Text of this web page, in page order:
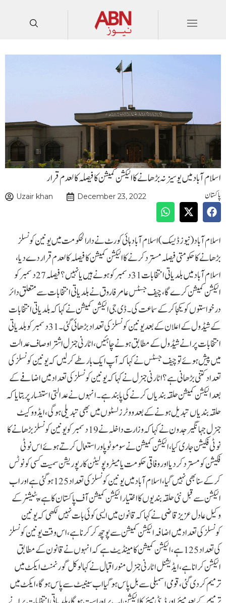
اسلام آباد میں یو سیزنہ بڑھانے کا الیکشن کمیشن کا فیصلہ کالعدم قرار
پاکستان Uzair khan December 23, 2022
اسلام آباد(نیوز ڈیسک) اسلام آباد ہائی کورٹ نے دارالحکومت میں یونین کونسلز
بڑھانے کا حکومتی فیصلہ مسترد کرنے کا الیکشن کمیشن کا فیصلہ کالعدم قرار دے دیا،
اسلام آباد میں بلدیاتی انتخابات 31 دسمبر کو ہونے ہیں یا نہیں؟ فیصلہ 27 دسمبر کو
الیکشن کمیشن کرے گا، چیف جسٹس عامر فاروق نے بلدیاتی انتخابات سے متعلق دائر
درخواستوں کو یکجا کر کے سماعت کی۔ ڈی جی الیکشن کمیشن نے کہا کہ بلدیاتی انتخابات
کے شیڈول کے اعلان کے بعد یونین کونسلز کی تعداد بڑھائی گئی۔ 31 دسمبر کو بلدیاتی
انتخابات پرانے شیڈول کے مطابق ہونے چاہئیں،اٹارنی جنرل اشتر اوصاف عدالت
میں پیش ہوئے تو چیف جسٹس نے کہا کہ آپ ایک بار طے کرلیں کہ یونین کونسلز کی
تعداد کتنی بڑھانی ہے؟ اٹارنی جنرل نے کہا کہ یونین کونسلز کی تعداد میں اضافے کے
بعد الیکشن کمیشن حلقہ بندیاں کرنے کی پابند ہے۔ انہوں نے عدالتی استفسار پر بتایا کہ
حلقہ بندیاں تبدیل ہونے کے بعد ووٹرز لسٹوں میں بھی تبدیلی ہوگی،ایڈووکیٹ
جنرل جہانگیر جدون نے کہا کہ وزارت داخلہ نے 19 دسمبر کو یونین کونسلز بڑھانے کا
نوٹی فکیشن جاری کیا، الیکشن کمیشن نے سوموٹو پاور استعمال کرتے ہوئے اس نوٹی
فکیشن کو مسترد کر دیا اور وفاقی حکومت یا میٹروپولیٹن کارپوریشن سمیت کسی کو نوٹس
کر کے سنا بھی نہیں گیا، اسلام آباد میں یونین کونسلز کی تعداد 125 ہو گئی ہے اور اب
الیکشن سے قبل نئی حلقہ بندیوں کا اختیار الیکشن کمیشن آف پاکستان کا ہے،پٹیشنر کے
وکیل عادل عزیز قاضی نے کہا کہ قانون میں ایسی کوئی بات نہیں لکھی کہ یونین
کونسلز کی تعداد میں اضافہ الیکشن کمیشن سے پوچھ کر کرنا ہے، اس وقت یونین کونسلز
کی تعداد 125 ہے، الیکشن کمیشن کا مینڈیٹ ہے کہ انہوں نے قانون کے مطابق
الیکشن کرانا ہے،ایڈیشنل اٹارنی جنرل منور اقبال نے کہا لوکل گورنمنٹ ایکٹ میں
ترمیم کر دی گئی، قومی اسمبلی سے بل پاس ہوگیا اب سینیٹ سے پاس ہوگا، ایکٹ میں